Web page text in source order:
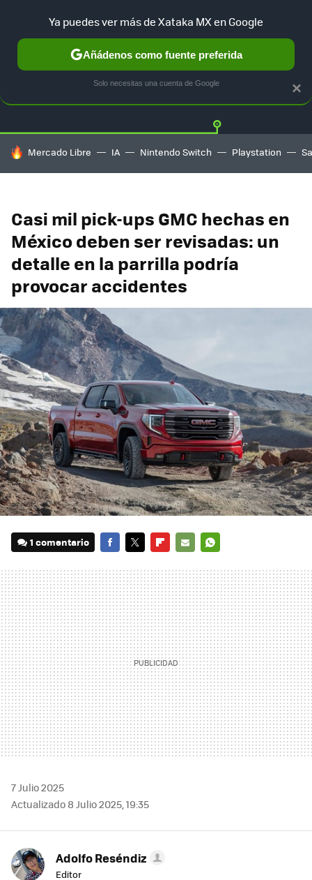
TESLA UBER AUTO ELECTRICO Twitter
HOY SE HABLA DE
Mercado Libre IA Nintendo Switch Playstation
Casi mil pick-ups GMC hechas en
México deben ser revisadas: un
detalle en la parrilla podría
provocar accidentes
1 comentario
MAIL
7 Julio 2025
Actualizado 8 Julio 2025, 19:35
Adolfo Reséndiz
Editor
×
Ya puedes ver más de Xataka MX en Google
Añádenos como fuente preferida
Solo necesitas una cuenta de Google